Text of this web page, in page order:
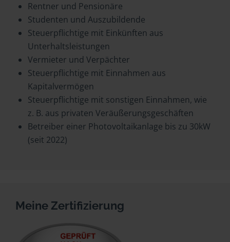
Rentner und Pensionäre
Studenten und Auszubildende
Steuerpflichtige mit Einkünften aus
Unterhaltsleistungen
Vermieter und Verpächter
Steuerpflichtige mit Einnahmen aus
Kapitalvermögen
Steuerpflichtige mit sonstigen Einnahmen, wie
z. B. aus privaten Veräußerungsgeschäften
Betreiber einer Photovoltaikanlage bis zu 30kW
(seit 2022)
Meine Zertifizierung